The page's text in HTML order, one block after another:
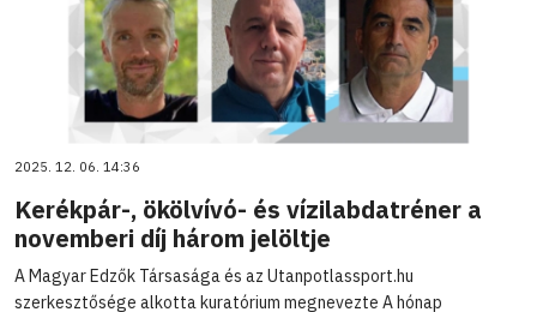
2025. 12. 06. 14:36
Kerékpár-, ökölvívó- és vízilabdatréner a
novemberi díj három jelöltje
A Magyar Edzők Társasága és az Utanpotlassport.hu
szerkesztősége alkotta kuratórium megnevezte A hónap